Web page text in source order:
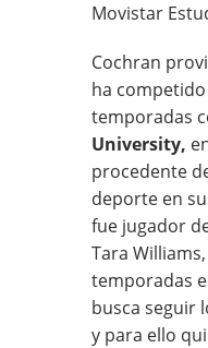
Movistar
Cochran
ha
temporadas
University,
procedente
deporte en
fue jugador
Tara
temporadas
busca seguir
y para ello